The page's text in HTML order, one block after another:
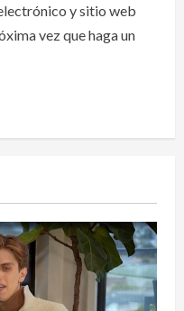
y sitio web
vez que haga un